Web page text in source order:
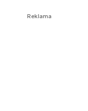
Reklama